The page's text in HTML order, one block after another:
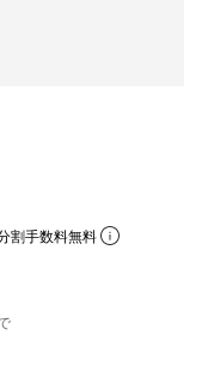
割手数料無料